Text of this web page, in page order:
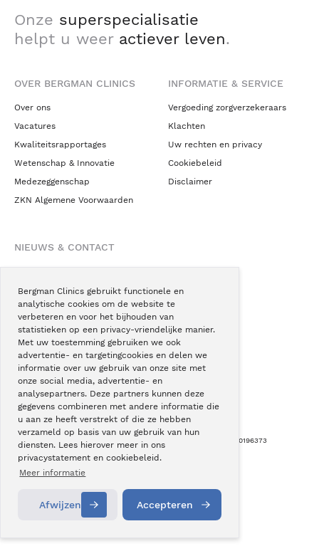
Bergman Clinics gebruikt functionele en
analytische cookies om de website te
verbeteren en voor het bijhouden van
statistieken op een privacy-vriendelijke manier.
Met uw toestemming gebruiken we ook
advertentie- en targetingcookies en delen we
informatie over uw gebruik van onze site met
onze social media, advertentie- en
analysepartners. Deze partners kunnen deze
gegevens combineren met andere informatie die
u aan ze heeft verstrekt of die ze hebben
verzameld op basis van uw gebruik van hun
diensten. Lees hierover meer in ons
privacystatement en cookiebeleid.
Meer informatie
Afwijzen Accepteren
Onze superspecialisatie
helpt u weer actiever leven.
OVER BERGMAN CLINICS
Over ons
Vacatures
Kwaliteitsrapportages
Wetenschap & Innovatie
Medezeggenschap
ZKN Algemene Voorwaarden
INFORMATIE & SERVICE
Vergoeding zorgverzekeraars
Klachten
Uw rechten en privacy
Cookiebeleid
Disclaimer
NIEUWS & CONTACT
Blogs
Podcast
Pressroom
Instagram
Facebook
LinkedIn
Copyright © Bergman Clinics 2026 KVK nummer: 30196373
Contact